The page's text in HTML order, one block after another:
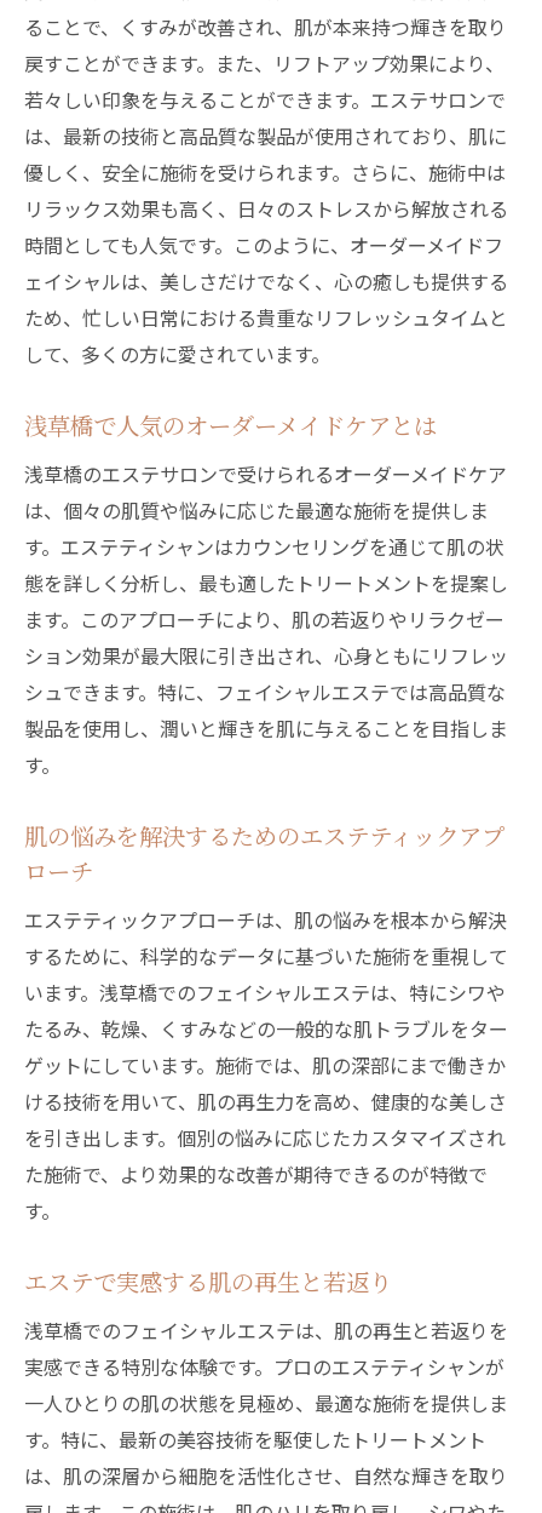
ることで、くすみが改善され、肌が本来持つ輝きを取り
戻すことができます。また、リフトアップ効果により、
若々しい印象を与えることができます。エステサロンで
は、最新の技術と高品質な製品が使用されており、肌に
優しく、安全に施術を受けられます。さらに、施術中は
リラックス効果も高く、日々のストレスから解放される
時間としても人気です。このように、オーダーメイドフ
ェイシャルは、美しさだけでなく、心の癒しも提供する
ため、忙しい日常における貴重なリフレッシュタイムと
して、多くの方に愛されています。
浅草橋で人気のオーダーメイドケアとは
浅草橋のエステサロンで受けられるオーダーメイドケア
は、個々の肌質や悩みに応じた最適な施術を提供しま
す。エステティシャンはカウンセリングを通じて肌の状
態を詳しく分析し、最も適したトリートメントを提案し
ます。このアプローチにより、肌の若返りやリラクゼー
ション効果が最大限に引き出され、心身ともにリフレッ
シュできます。特に、フェイシャルエステでは高品質な
製品を使用し、潤いと輝きを肌に与えることを目指しま
す。
肌の悩みを解決するためのエステティックアプ
ローチ
エステティックアプローチは、肌の悩みを根本から解決
するために、科学的なデータに基づいた施術を重視して
います。浅草橋でのフェイシャルエステは、特にシワや
たるみ、乾燥、くすみなどの一般的な肌トラブルをター
ゲットにしています。施術では、肌の深部にまで働きか
ける技術を用いて、肌の再生力を高め、健康的な美しさ
を引き出します。個別の悩みに応じたカスタマイズされ
た施術で、より効果的な改善が期待できるのが特徴で
す。
エステで実感する肌の再生と若返り
浅草橋でのフェイシャルエステは、肌の再生と若返りを
実感できる特別な体験です。プロのエステティシャンが
一人ひとりの肌の状態を見極め、最適な施術を提供しま
す。特に、最新の美容技術を駆使したトリートメント
は、肌の深層から細胞を活性化させ、自然な輝きを取り